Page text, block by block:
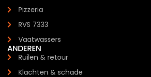
Pizzeria
RVS 7333
Vaatwassers
ANDEREN
Ruilen & retour
Klachten & schade